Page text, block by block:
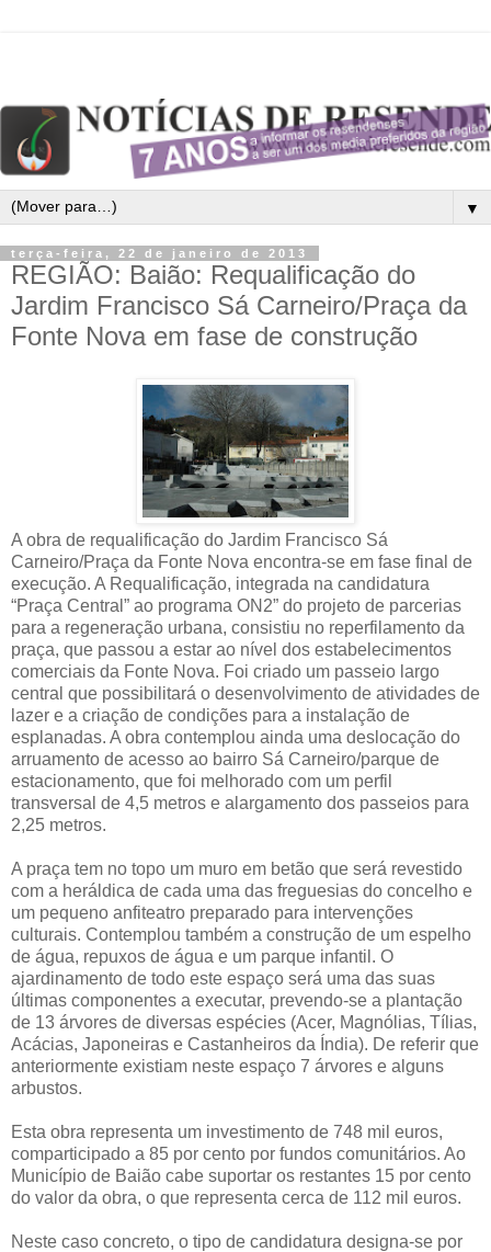
▼
terça-feira, 22 de janeiro de 2013
REGIÃO: Baião: Requalificação do
Jardim Francisco Sá Carneiro/Praça da
Fonte Nova em fase de construção
A obra de requalificação do Jardim Francisco Sá
Carneiro/Praça da Fonte Nova encontra-se em fase final de
execução. A Requalificação, integrada na candidatura
“Praça Central” ao programa ON2” do projeto de parcerias
para a regeneração urbana, consistiu no reperfilamento da
praça, que passou a estar ao nível dos estabelecimentos
comerciais da Fonte Nova. Foi criado um passeio largo
central que possibilitará o desenvolvimento de atividades de
lazer e a criação de condições para a instalação de
esplanadas. A obra contemplou ainda uma deslocação do
arruamento de acesso ao bairro Sá Carneiro/parque de
estacionamento, que foi melhorado com um perfil
transversal de 4,5 metros e alargamento dos passeios para
2,25 metros.
A praça tem no topo um muro em betão que será revestido
com a heráldica de cada uma das freguesias do concelho e
um pequeno anfiteatro preparado para intervenções
culturais. Contemplou também a construção de um espelho
de água, repuxos de água e um parque infantil. O
ajardinamento de todo este espaço será uma das suas
últimas componentes a executar, prevendo-se a plantação
de 13 árvores de diversas espécies (Acer, Magnólias, Tílias,
Acácias, Japoneiras e Castanheiros da Índia). De referir que
anteriormente existiam neste espaço 7 árvores e alguns
arbustos.
Esta obra representa um investimento de 748 mil euros,
comparticipado a 85 por cento por fundos comunitários. Ao
Município de Baião cabe suportar os restantes 15 por cento
do valor da obra, o que representa cerca de 112 mil euros.
Neste caso concreto, o tipo de candidatura designa-se por